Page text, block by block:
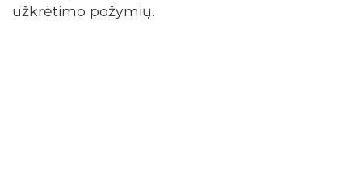
užkrėtimo požymių.